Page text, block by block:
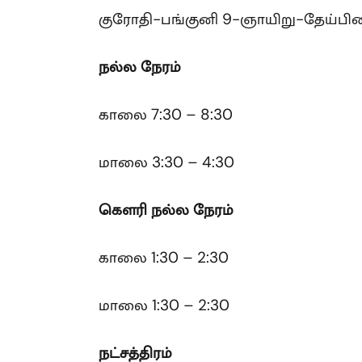
குரோதி-பங்குனி 9-ஞாயிறு-
நல்ல நேரம்
காலை 7:30 – 8:30
மாலை 3:30 – 4:30
கௌரி நல்ல நேரம்
காலை 1:30 – 2:30
மாலை 1:30 – 2:30
நட்சத்திரம்